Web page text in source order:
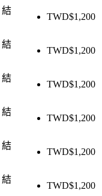
結
TWD$1,200
結
TWD$1,200
結
TWD$1,200
結
TWD$1,200
結
TWD$1,200
結
TWD$1,200